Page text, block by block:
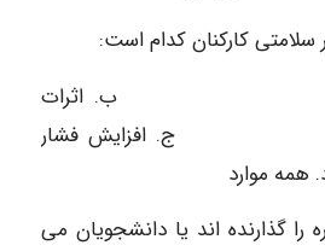
شنوایی ب. اثرات
افزایش فشار
را گذارنده اند یا دانشجویان می